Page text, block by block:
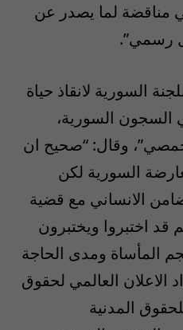
مناقضة لما يصدر عن
رسمي”.
السورية لانقاذ حياة
السجون السورية،
وقال: “صحيح ان
السورية لكن
الانساني مع قضية
اختبروا ويختبرون
المأساة ومدى الحاجة
الاعلان العالمي لحقوق
المدنية